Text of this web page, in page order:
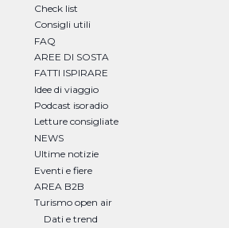
Check list
Consigli utili
FAQ
AREE DI SOSTA
FATTI ISPIRARE
Idee di viaggio
Podcast isoradio
Letture consigliate
NEWS
Ultime notizie
Eventi e fiere
AREA B2B
Turismo open air
Dati e trend